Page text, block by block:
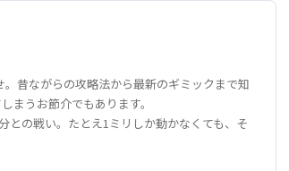
昔ながらの攻略法から最新のギミックまで知
まうお節介でもあります。
との戦い。たとえ1ミリしか動かなくても、そ